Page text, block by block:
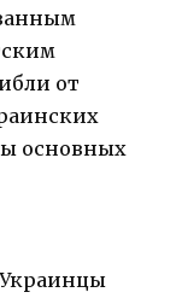
от
основных
Украинцы